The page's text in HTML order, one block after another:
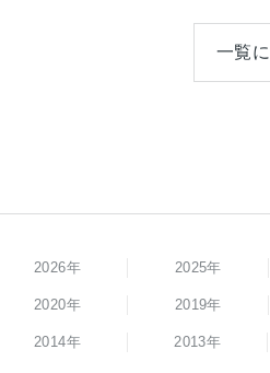
一覧
2026年 2025年
2020年 2019年
2014年 2013年